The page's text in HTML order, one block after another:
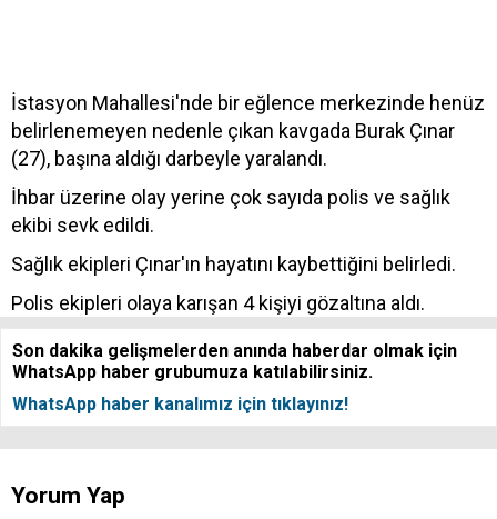
İstasyon Mahallesi'nde bir eğlence merkezinde henüz
belirlenemeyen nedenle çıkan kavgada Burak Çınar
(27), başına aldığı darbeyle yaralandı.
İhbar üzerine olay yerine çok sayıda polis ve sağlık
ekibi sevk edildi.
Sağlık ekipleri Çınar'ın hayatını kaybettiğini belirledi.
Polis ekipleri olaya karışan 4 kişiyi gözaltına aldı.
Son dakika gelişmelerden anında haberdar olmak için
WhatsApp haber grubumuza katılabilirsiniz.
WhatsApp haber kanalımız için tıklayınız!
Yorum Yap